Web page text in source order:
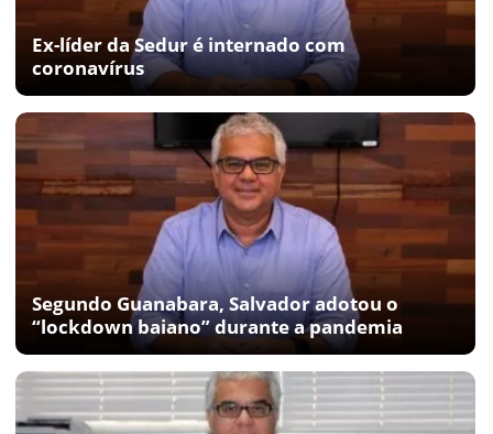
Ex-líder da Sedur é internado com
coronavírus
Segundo Guanabara, Salvador adotou o
“lockdown baiano” durante a pandemia